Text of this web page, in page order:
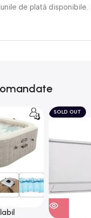
de plată disponibile.
SOLD OUT